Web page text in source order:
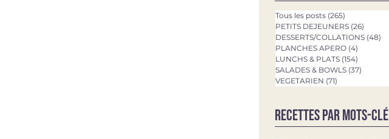
Tous les posts (265)
PETITS DEJEUNERS (26)
DESSERTS/COLLATIONS (48)
PLANCHES APERO (4)
LUNCHS & PLATS (154)
SALADES & BOWLS (37)
VEGETARIEN (71)
Recettes par mots-clé